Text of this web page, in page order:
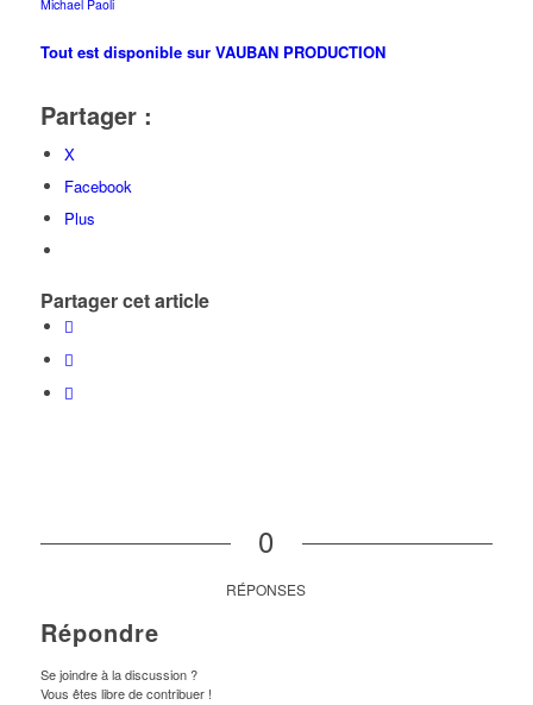
Michael Paoli
Tout est disponible sur VAUBAN PRODUCTION
Partager :
X
Facebook
Plus
Partager cet article
0
RÉPONSES
Répondre
Se joindre à la discussion ?
Vous êtes libre de contribuer !